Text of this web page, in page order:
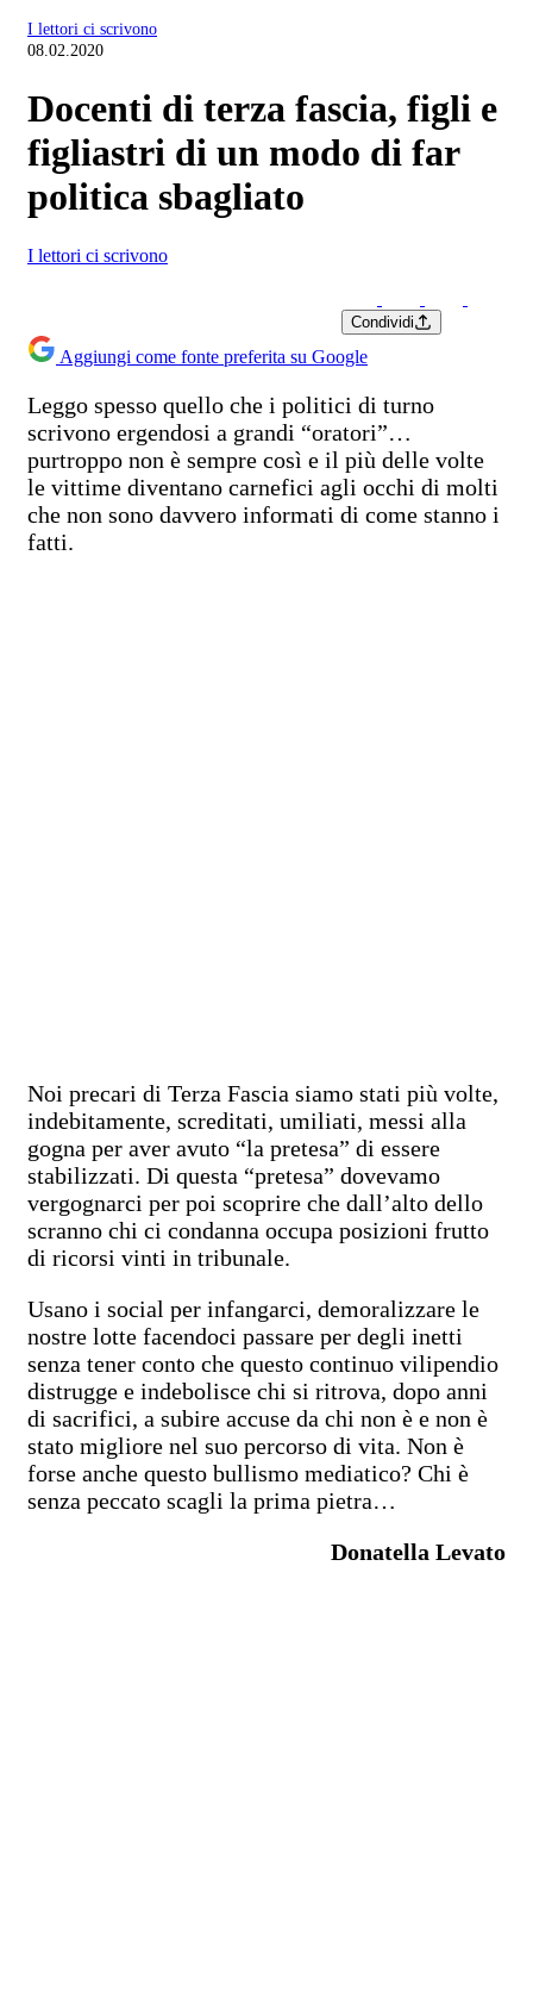
I lettori ci scrivono
08.02.2020
Docenti di terza fascia, figli e
figliastri di un modo di far
politica sbagliato
I lettori ci scrivono
Condividi
Aggiungi come fonte preferita su Google
Leggo spesso quello che i politici di turno
scrivono ergendosi a grandi “oratori”…
purtroppo non è sempre così e il più delle volte
le vittime diventano carnefici agli occhi di molti
che non sono davvero informati di come stanno i
fatti.
Noi precari di Terza Fascia siamo stati più volte,
indebitamente, screditati, umiliati, messi alla
gogna per aver avuto “la pretesa” di essere
stabilizzati. Di questa “pretesa” dovevamo
vergognarci per poi scoprire che dall’alto dello
scranno chi ci condanna occupa posizioni frutto
di ricorsi vinti in tribunale.
Usano i social per infangarci, demoralizzare le
nostre lotte facendoci passare per degli inetti
senza tener conto che questo continuo vilipendio
distrugge e indebolisce chi si ritrova, dopo anni
di sacrifici, a subire accuse da chi non è e non è
stato migliore nel suo percorso di vita. Non è
forse anche questo bullismo mediatico? Chi è
senza peccato scagli la prima pietra…
Donatella Levato